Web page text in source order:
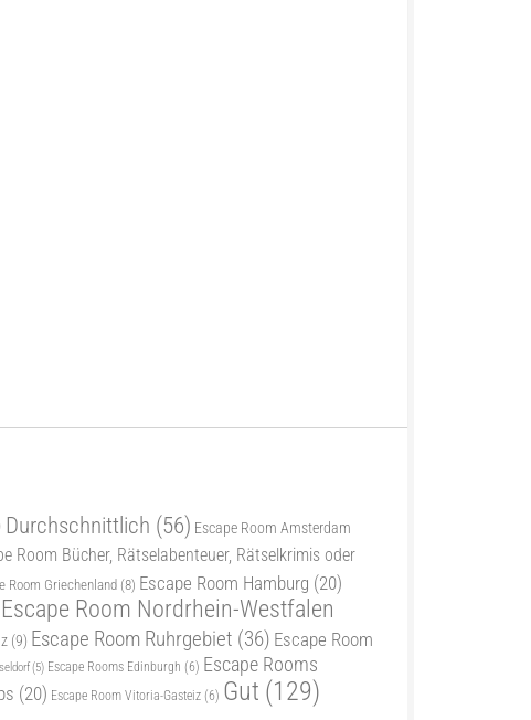
Durchschnittlich (56) Escape Room Amsterdam
Room Bücher, Rätselabenteuer, Rätselkrimis oder
Room Griechenland (8) Escape Room Hamburg (20)
Escape Room Nordrhein-Westfalen
(9) Escape Room Ruhrgebiet (36) Escape Room
(5) Escape Rooms Edinburgh (6) Escape Rooms
(20) Escape Room Vitoria-Gasteiz (6) Gut (129)